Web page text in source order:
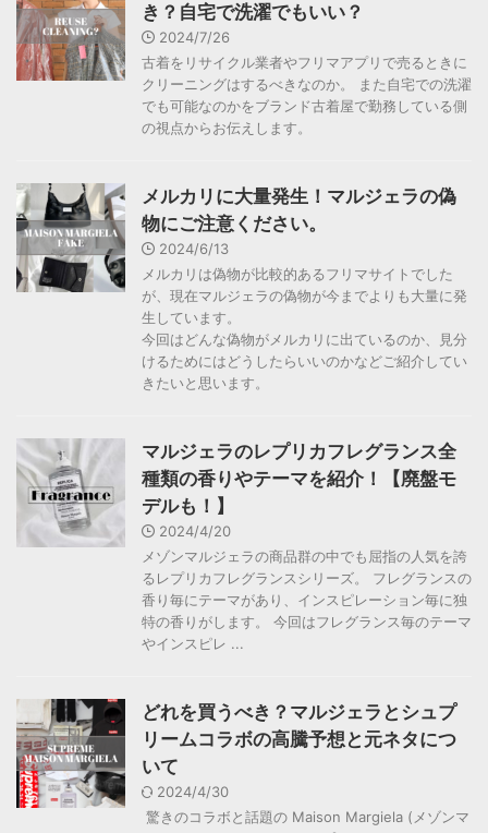
き？自宅で洗濯でもいい？
2024/7/26
古着をリサイクル業者やフリマアプリで売るときに
クリーニングはするべきなのか。 また自宅での洗濯
でも可能なのかをブランド古着屋で勤務している側
の視点からお伝えします。
メルカリに大量発生！マルジェラの偽
物にご注意ください。
2024/6/13
メルカリは偽物が比較的あるフリマサイトでした
が、現在マルジェラの偽物が今までよりも大量に発
生しています。
今回はどんな偽物がメルカリに出ているのか、見分
けるためにはどうしたらいいのかなどご紹介してい
きたいと思います。
マルジェラのレプリカフレグランス全
種類の香りやテーマを紹介！【廃盤モ
デルも！】
2024/4/20
メゾンマルジェラの商品群の中でも屈指の人気を誇
るレプリカフレグランスシリーズ。 フレグランスの
香り毎にテーマがあり、インスピレーション毎に独
特の香りがします。 今回はフレグランス毎のテーマ
やインスピレ ...
どれを買うべき？マルジェラとシュプ
リームコラボの高騰予想と元ネタにつ
いて
2024/4/30
驚きのコラボと話題の Maison Margiela (メゾンマ